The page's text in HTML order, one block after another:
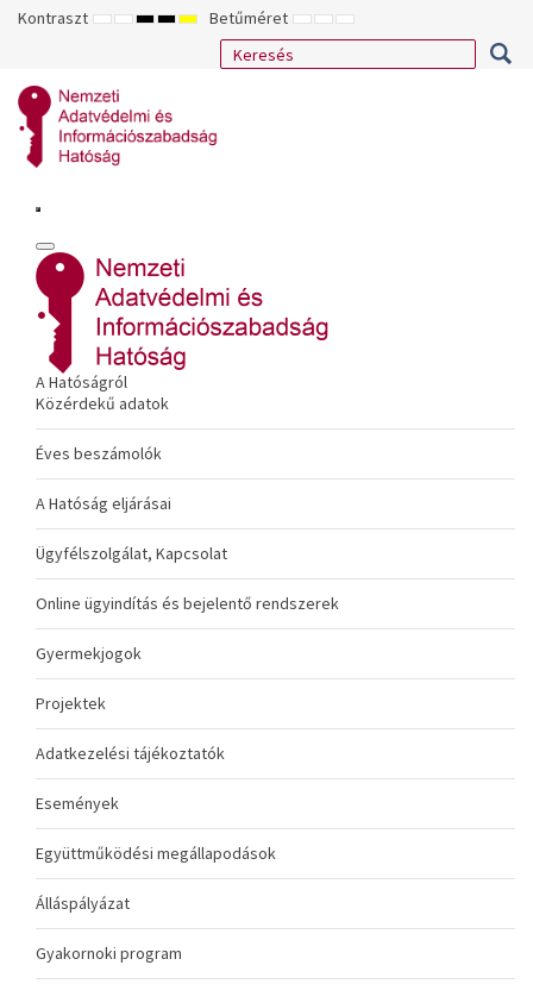
Kontraszt ALAPÉRTELMEZETT
ÉJSZAKAI
NAGY
KONTRASZTÚ
NAGY
KONTRASZTÚ
NAGY
KONTRASZTÚ
SÁRGA
FEKETE
Betűméret KISEBB
BETŰTÍPUS
ALAPÉRTELMEZETT
BETŰMÉRET
NAGYOBB
BETŰMÉRET
A Hatóságról
Közérdekű adatok
Éves beszámolók
A Hatóság eljárásai
Ügyfélszolgálat, Kapcsolat
Online ügyindítás és bejelentő rendszerek
Gyermekjogok
Projektek
Adatkezelési tájékoztatók
Események
Együttműködési megállapodások
Álláspályázat
Gyakornoki program